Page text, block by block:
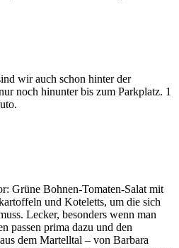
wir auch schon hinter der
noch hinunter bis zum Parkplatz. 1
Grüne Bohnen-Tomaten-Salat mit
und Koteletts, um die sich
Lecker, besonders wenn man
passen prima dazu und den
dem Martelltal – von Barbara